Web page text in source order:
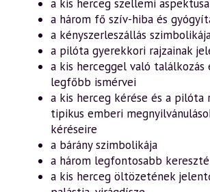
a kis herceg szellemi
a három fő szív-hiba és
a kényszerleszállás
a pilóta gyerekkori rajzainak
a kis herceggel való találkozás
legfőbb ismérvei
a kis herceg kérése és a pilóta
tipikus emberi
kéréseire
a bárány szimbolikája
a három legfontosabb
a kis herceg öltözetének